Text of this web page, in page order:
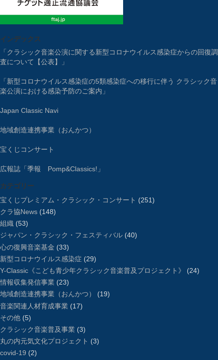
インデックス
「クラシック音楽公演に関する新型コロナウイルス感染症からの回復調
査について【公表】」
「新型コロナウイルス感染症の5類感染症への移行に伴う クラシック音
楽公演における感染予防のご案内」
Japan Classic Navi
地域創造連携事業（おんかつ）
宝くじコンサート
広報誌「季報 Pomp&Classics!」
カテゴリー
宝くじプレミアム・クラシック・コンサート (251)
クラ協News (148)
組織 (53)
ジャパン・クラシック・フェスティバル (40)
心の復興音楽基金 (33)
新型コロナウイルス感染症 (29)
Y-Classic《こども青少年クラシック音楽普及プロジェクト》
(24)
情報収集発信事業 (23)
地域創造連携事業（おんかつ）
(19)
音楽関連人材育成事業 (17)
その他 (5)
クラシック音楽普及事業 (3)
丸の内元気文化プロジェクト (3)
covid-19 (2)